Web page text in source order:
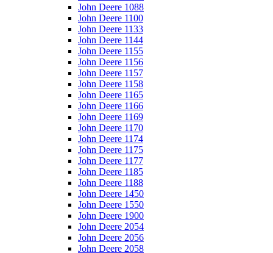
John Deere 1088
John Deere 1100
John Deere 1133
John Deere 1144
John Deere 1155
John Deere 1156
John Deere 1157
John Deere 1158
John Deere 1165
John Deere 1166
John Deere 1169
John Deere 1170
John Deere 1174
John Deere 1175
John Deere 1177
John Deere 1185
John Deere 1188
John Deere 1450
John Deere 1550
John Deere 1900
John Deere 2054
John Deere 2056
John Deere 2058